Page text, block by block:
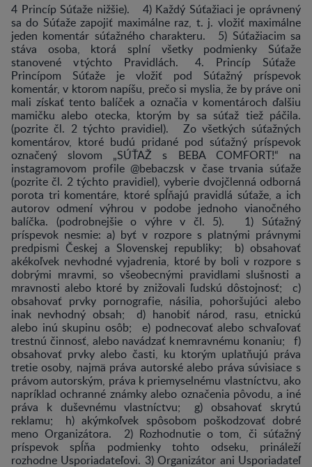
4 Princíp Súťaže nižšie). 4) Každý Súťažiaci je oprávnený
sa do Súťaže zapojiť maximálne raz, t. j. vložiť maximálne
jeden komentár súťažného charakteru. 5) Súťažiacim sa
stáva osoba, ktorá splní všetky podmienky Súťaže
stanovené v týchto Pravidlách. 4. Princíp Súťaže
Princípom Súťaže je vložiť pod Súťažný príspevok
komentár, v ktorom napíšu, prečo si myslia, že by práve oni
mali získať tento balíček a označia v komentároch ďalšiu
mamičku alebo otecka, ktorým by sa súťaž tiež páčila.
(pozrite čl. 2 týchto pravidiel). Zo všetkých súťažných
komentárov, ktoré budú pridané pod súťažný príspevok
označený slovom „SÚŤAŽ s BEBA COMFORT!“ na
instagramovom profile @bebaczsk v čase trvania súťaže
(pozrite čl. 2 týchto pravidiel), vyberie dvojčlenná odborná
porota tri komentáre, ktoré spĺňajú pravidlá súťaže, a ich
autorov odmení výhrou v podobe jednoho vianočného
balíčka. (podrobnejšie o výhre v čl. 5). 1) Súťažný
príspevok nesmie: a) byť v rozpore s platnými právnymi
predpismi Českej a Slovenskej republiky; b) obsahovať
akékoľvek nevhodné vyjadrenia, ktoré by boli v rozpore s
dobrými mravmi, so všeobecnými pravidlami slušnosti a
mravnosti alebo ktoré by znižovali ľudskú dôstojnosť; c)
obsahovať prvky pornografie, násilia, pohoršujúci alebo
inak nevhodný obsah; d) hanobiť národ, rasu, etnickú
alebo inú skupinu osôb; e) podnecovať alebo schvaľovať
trestnú činnosť, alebo navádzať k nemravnému konaniu; f)
obsahovať prvky alebo časti, ku ktorým uplatňujú práva
tretie osoby, najmä práva autorské alebo práva súvisiace s
právom autorským, práva k priemyselnému vlastníctvu, ako
napríklad ochranné známky alebo označenia pôvodu, a iné
práva k duševnému vlastníctvu; g) obsahovať skrytú
reklamu; h) akýmkoľvek spôsobom poškodzovať dobré
meno Organizátora. 2) Rozhodnutie o tom, či súťažný
príspevok spĺňa podmienky tohto odseku, prináleží
rozhodne Usporiadateľovi. 3) Organizátor ani Usporiadateľ